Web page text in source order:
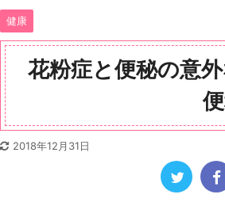
健康
花粉症と便秘の意
2018年12月31日